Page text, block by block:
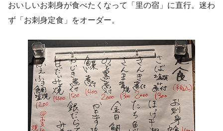
おいしいお刺身が食べたくなって「里の宿」に直行。迷わ
ず「お刺身定食」をオーダー。